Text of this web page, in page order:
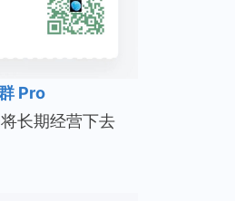
Pro
长期经营下去